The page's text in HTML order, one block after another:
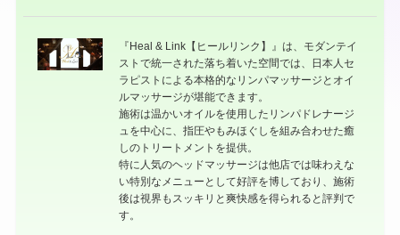
『Heal & Link【ヒールリンク】』は、モダンテイ
ストで統一された落ち着いた空間では、日本人セ
ラピストによる本格的なリンパマッサージとオイ
ルマッサージが堪能できます。
施術は温かいオイルを使用したリンパドレナージ
ュを中心に、指圧やもみほぐしを組み合わせた癒
しのトリートメントを提供。
特に人気のヘッドマッサージは他店では味わえな
い特別なメニューとして好評を博しており、施術
後は視界もスッキリと爽快感を得られると評判で
す。